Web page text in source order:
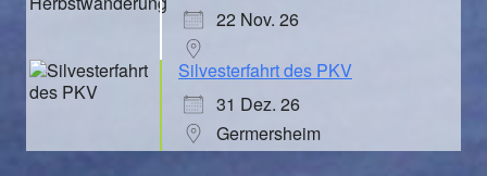
22 Nov. 26
Silvesterfahrt des PKV
31 Dez. 26
Germersheim